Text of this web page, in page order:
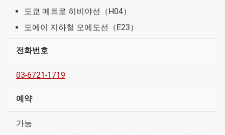
도쿄 메트로 히비야선（H04）
도에이 지하철 오에도선（E23）
전화번호
03-6721-1719
예약
가능